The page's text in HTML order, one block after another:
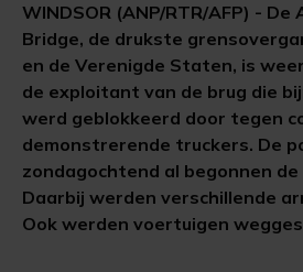
WINDSOR (ANP/RTR/AFP) - De
Bridge, de drukste
en de Verenigde Staten, is
de exploitant van de brug die
werd geblokkeerd door tegen
demonstrerende truckers. De
zondagochtend al begonnen
Daarbij werden verschillende
Ook werden voertuigen